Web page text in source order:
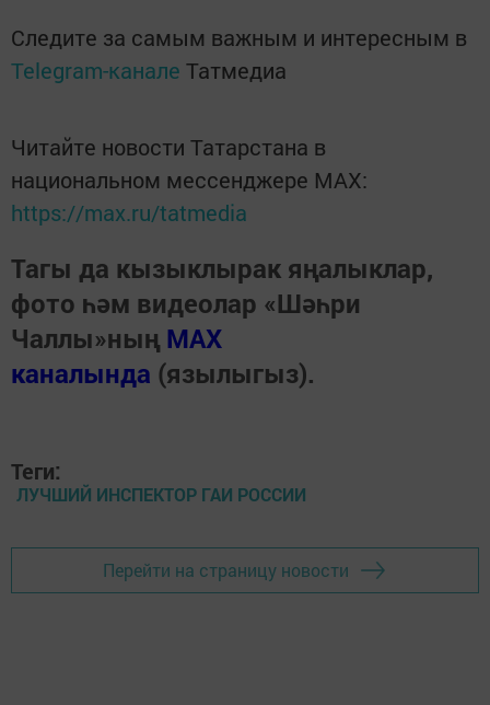
Следите за самым важным и интересным в
Telegram-канале Татмедиа
Читайте новости Татарстана в
национальном мессенджере MАХ:
https://max.ru/tatmedia
Тагы да кызыклырак яңалыклар,
фото һәм видеолар «Шәһри
Чаллы»ның MAX
каналында (язылыгыз).
Теги:
ЛУЧШИЙ ИНСПЕКТОР ГАИ РОССИИ
Перейти на страницу новости